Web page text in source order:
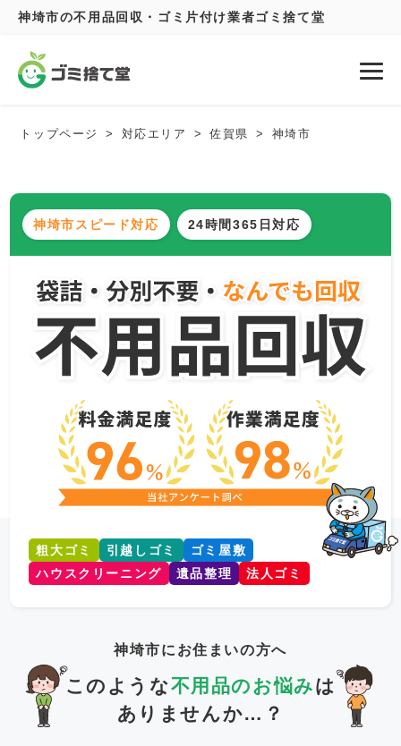
神埼市の不用品回収・ゴミ片付け業者ゴミ捨て堂
トップページ 対応エリア 佐賀県 神埼市
神埼市スピード対応 24時間365日対応
粗大ゴミ 引越しゴミ
ゴミ屋敷
ハウスクリーニング
遺品整理 法人ゴミ
神埼市にお住まいの方へ
このような不用品のお悩みは
ありませんか…？